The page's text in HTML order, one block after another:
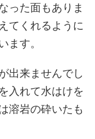
った面もありま
てくれるように
ます。
出来ませんでし
入れて水はけを
溶岩の砕いたも